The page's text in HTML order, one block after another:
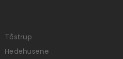
Tåstrup
Hedehusene